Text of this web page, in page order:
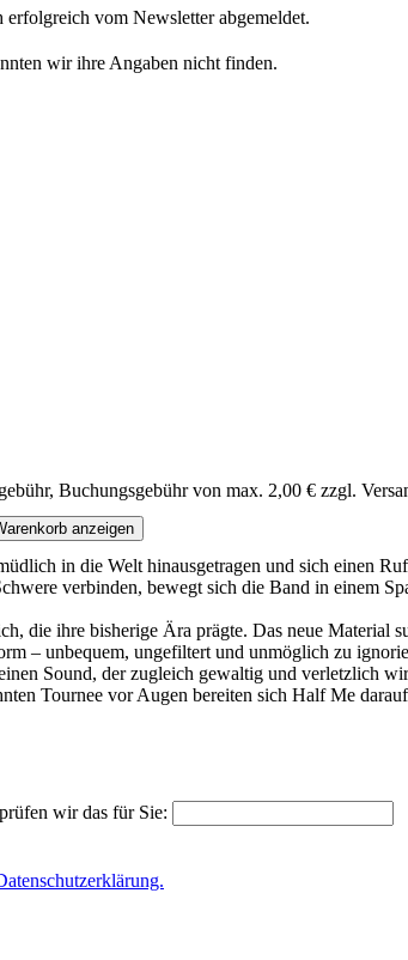
erfolgreich vom Newsletter abgemeldet.
wir ihre Angaben nicht finden.
Buchungsgebühr von max. 2,00 € zzgl.
anzeigen
in die Welt hinausgetragen und sich einen
verbinden, bewegt sich die Band in einem
die ihre bisherige Ära prägte. Das neue Material
– unbequem, ungefiltert und unmöglich zu
Sound, der zugleich gewaltig und verletzlich
Tournee vor Augen bereiten sich Half Me
wir das für Sie: